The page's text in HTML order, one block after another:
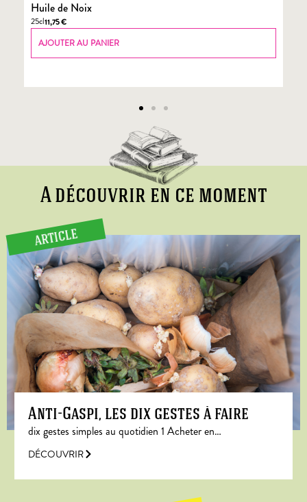
Huile de Noix
25cl11,75€
AJOUTER AU PANIER
A découvrir en ce moment
ARTICLE
Anti-Gaspi, les dix gestes à faire
dix gestes simples au quotidien 1 Acheter en…
DÉCOUVRIR